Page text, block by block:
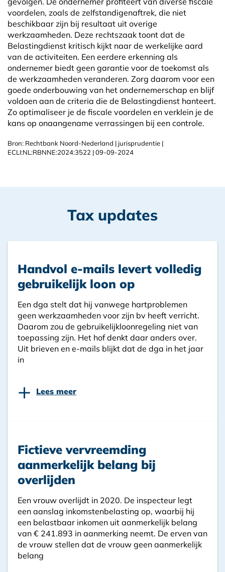
voordelen, zoals de zelfstandigenaftrek, die niet
beschikbaar zijn bij resultaat uit overige
werkzaamheden. Deze rechtszaak toont dat de
Belastingdienst kritisch kijkt naar de werkelijke aard
van de activiteiten. Een eerdere erkenning als
ondernemer biedt geen garantie voor de toekomst als
de werkzaamheden veranderen. Zorg daarom voor een
goede onderbouwing van het ondernemerschap en blijf
voldoen aan de criteria die de Belastingdienst hanteert.
Zo optimaliseer je de fiscale voordelen en verklein je de
kans op onaangename verrassingen bij een controle.
Bron: Rechtbank Noord-Nederland | jurisprudentie |
ECLI:NL:RBNNE:2024:3522 | 09-09-2024
Tax updates
Handvol e-mails levert volledig
gebruikelijk loon op
Een dga stelt dat hij vanwege hartproblemen
geen werkzaamheden voor zijn bv heeft verricht.
Daarom zou de gebruikelijkloonregeling niet van
toepassing zijn. Het hof denkt daar anders over.
Uit brieven en e-mails blijkt dat de dga in het jaar
in
+ Lees meer
Fictieve vervreemding
aanmerkelijk belang bij
overlijden
Een vrouw overlijdt in 2020. De inspecteur legt
een aanslag inkomstenbelasting op, waarbij hij
een belastbaar inkomen uit aanmerkelijk belang
van € 241.893 in aanmerking neemt. De erven van
de vrouw stellen dat de vrouw geen aanmerkelijk
belang